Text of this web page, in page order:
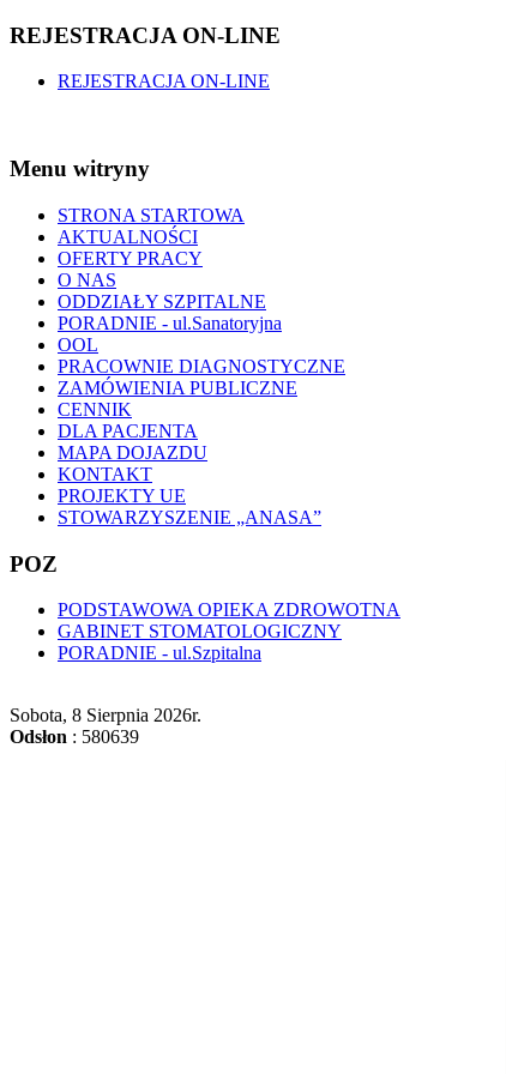
REJESTRACJA ON-LINE
REJESTRACJA ON-LINE
Menu witryny
STRONA STARTOWA
AKTUALNOŚCI
OFERTY PRACY
O NAS
ODDZIAŁY SZPITALNE
PORADNIE - ul.Sanatoryjna
OOL
PRACOWNIE DIAGNOSTYCZNE
ZAMÓWIENIA PUBLICZNE
CENNIK
DLA PACJENTA
MAPA DOJAZDU
KONTAKT
PROJEKTY UE
STOWARZYSZENIE „ANASA”
POZ
PODSTAWOWA OPIEKA ZDROWOTNA
GABINET STOMATOLOGICZNY
PORADNIE - ul.Szpitalna
Sobota, 8 Sierpnia 2026r.
Odsłon : 580639